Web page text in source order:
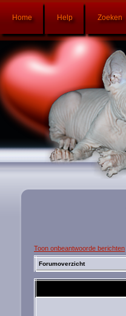
Home Help Zoeken
Toon onbeantwoorde berichten
Forumoverzicht